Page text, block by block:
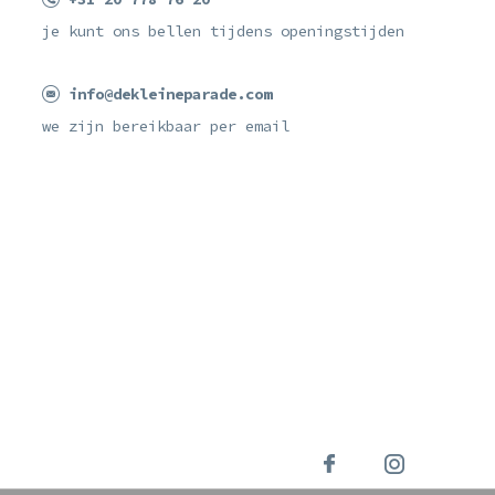
je kunt ons bellen tijdens openingstijden
info@dekleineparade.com
we zijn bereikbaar per email